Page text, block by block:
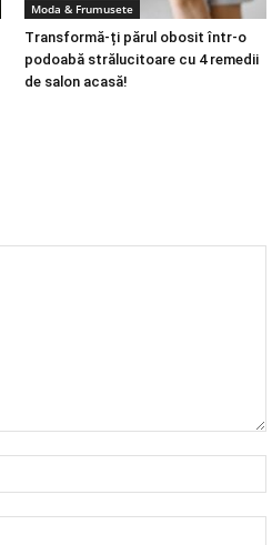
Moda & Frumusete
Transformă-ți părul obosit într-o
podoabă strălucitoare cu 4 remedii
de salon acasă!